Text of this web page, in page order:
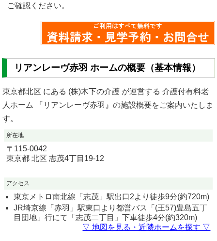
ご確認ください。
リアンレーヴ赤羽 ホームの概要（基本情報）
東京都北区 にある (株)木下の介護 が運営する 介護付有料老
人ホーム 『リアンレーヴ赤羽』の施設概要をご案内いたしま
す。
所在地
〒 115-0042
東京都 北区 志茂4丁目19-12
アクセス
東京メトロ南北線「志茂」駅出口2より徒歩9分(約720m)
JR埼京線「赤羽」駅東口より都営バス「(王57)豊島五丁
目団地」行にて「志茂二丁目」下車徒歩4分(約320m)
▽ 地図を見る・近隣ホームを探す ▽